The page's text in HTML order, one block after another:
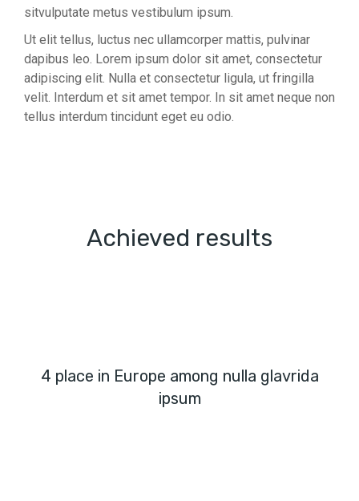
sitvulputate metus vestibulum ipsum.
Ut elit tellus, luctus nec ullamcorper mattis, pulvinar
dapibus leo. Lorem ipsum dolor sit amet, consectetur
adipiscing elit. Nulla et consectetur ligula, ut fringilla
velit. Interdum et sit amet tempor. In sit amet neque non
tellus interdum tincidunt eget eu odio.
Achieved results
4 place in Europe among nulla glavrida
ipsum